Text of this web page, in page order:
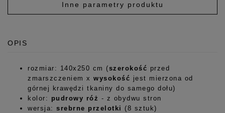
Inne parametry produktu
OPIS
rozmiar: 140x250 cm (szerokość przed
zmarszczeniem x wysokość jest mierzona od
górnej krawędzi tkaniny do samego dołu)
kolor: pudrowy róż - z obydwu stron
wersja: srebrne przelotki (8 sztuk)